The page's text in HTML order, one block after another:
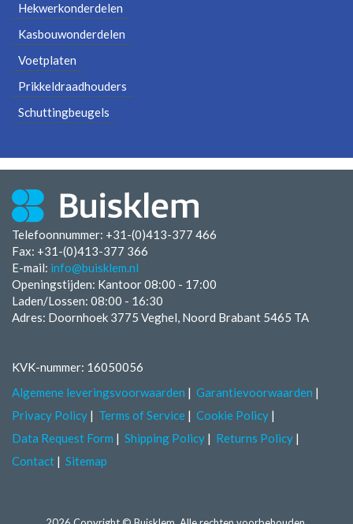
Hekwerkonderdelen
Kasbouwonderdelen
Voetplaten
Prikkeldraadhouders
Schuttingbeugels
Telefoonnummer: +31-(0)413-377 466
Fax: +31-(0)413-377 366
E-mail: info@buisklem.nl
Openingstijden: Kantoor 08:00 - 17:00
Laden/Lossen: 08:00 - 16:30
Adres: Doornhoek 3775 Veghel, Noord Brabant 5465 TA
KVK-nummer: 16050056
Algemene leveringsvoorwaarden
Garantievoorwaarden
Privacy Policy
Terms of Service
Cookie Policy
Data Request Form
Shipping Policy
Returns Policy
Contact
Sitemap